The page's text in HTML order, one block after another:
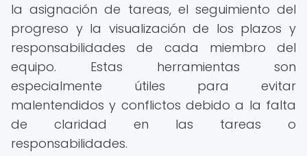
la asignación de tareas, el seguimiento del
progreso y la visualización de los plazos y
responsabilidades de cada miembro del
equipo. Estas herramientas son
especialmente útiles para evitar
malentendidos y conflictos debido a la falta
de claridad en las tareas o
responsabilidades.